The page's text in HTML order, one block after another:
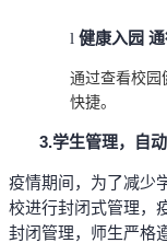
l 健康入园
通过查看校园
快捷。
3.学生管理，自
疫情期间，为了减少
校进行封闭式管理，
封闭管理，师生严格